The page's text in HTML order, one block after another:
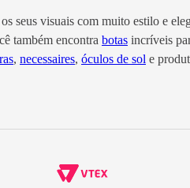
seus visuais com muito estilo e
também encontra botas incríveis
, necessaires, óculos de sol e